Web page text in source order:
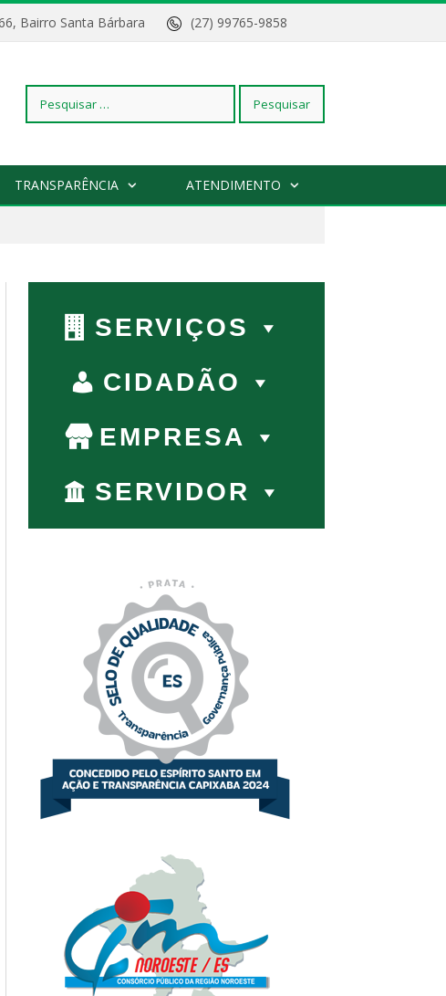
Bairro Santa Bárbara (27) 99765-9858
Pesquisar
TRANSPARÊNCIA ATENDIMENTO
SERVIÇOS
CIDADÃO
EMPRESA
SERVIDOR